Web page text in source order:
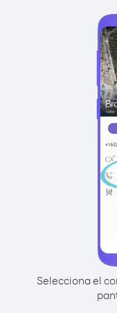
Selecciona el